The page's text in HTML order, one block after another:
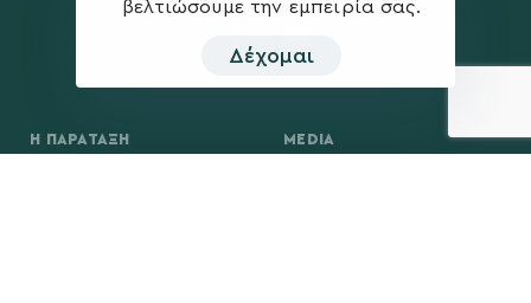
Η ΠΑΡΆΤΑΞΗ MEDIA
βελτιώσουμε την εμπειρία σας.
Δέχομαι